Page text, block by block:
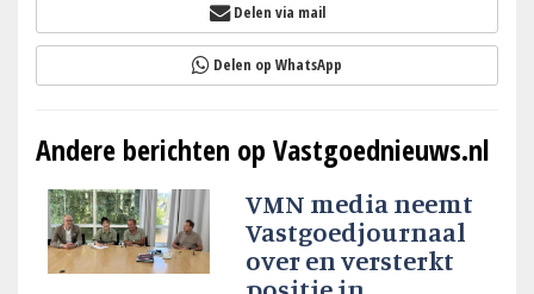
Delen via mail
Delen op WhatsApp
Andere berichten op Vastgoednieuws.nl
VMN media neemt
Vastgoedjournaal
over en versterkt